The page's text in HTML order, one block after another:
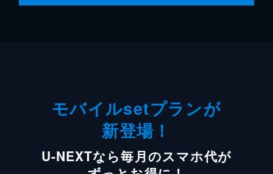
モバイルsetプランが
新登場！
U-NEXTなら毎月のスマホ代が